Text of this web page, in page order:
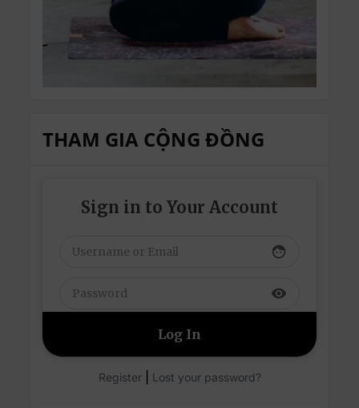
THAM GIA CỘNG ĐỒNG
Sign in to Your Account
face
visibility
Register| Lost your password?